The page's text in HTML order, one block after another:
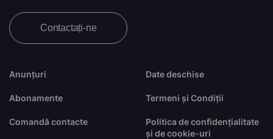
Anunțuri
Abonamente
Comandă contacte
Date deschise
Termeni și Condiții
Politica de confidențialitate
și de cookie-uri
Contactați-ne